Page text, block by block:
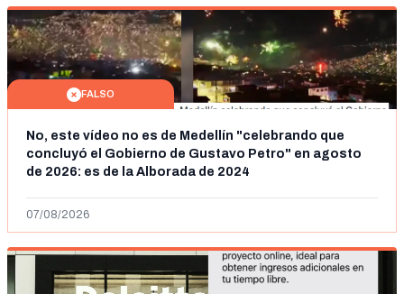
FALSO
No, este vídeo no es de Medellín "celebrando que
concluyó el Gobierno de Gustavo Petro" en agosto
de 2026: es de la Alborada de 2024
07/08/2026